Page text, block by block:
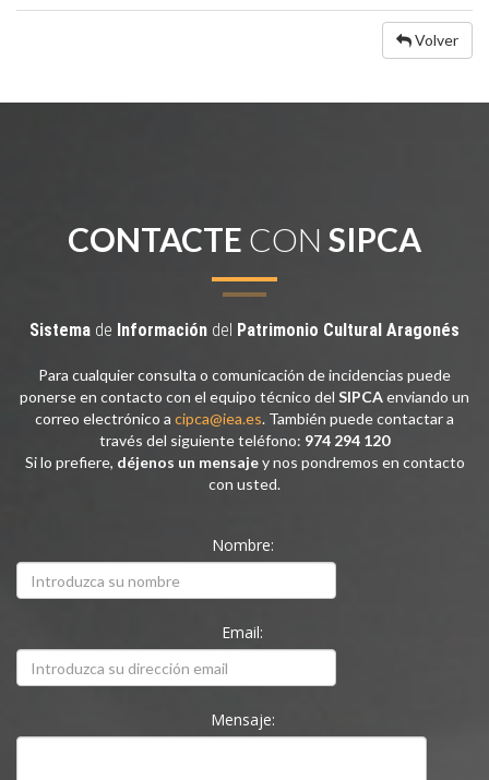
Volver
CONTACTE CON SIPCA
Sistema de Información del Patrimonio Cultural Aragonés
Para cualquier consulta o comunicación de incidencias puede
ponerse en contacto con el equipo técnico del SIPCAenviando un
correo electrónico a cipca@iea.es. También puede contactar a
través del siguiente teléfono: 974 294 120
Si lo prefiere, déjenos un mensajey nos pondremos en contacto
con usted.
Nombre:
Email:
Mensaje: